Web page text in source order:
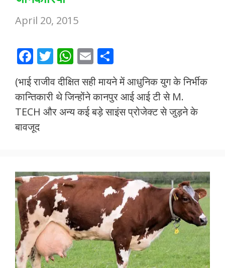
April 20, 2015
F
ac
e
b
o
o
T
w
itt
er
W
at
s
A
E
m
ai
l
h
ar
e
(भाई राजीव दीक्षित सही मायने में आधुनिक युग के निर्भीक
कान्तिकारी थे जिन्होंने कानपुर आई आई टी से M.
TECH और अन्य कई बड़े साइंस प्रोजेक्ट से जुड़ने के
बावजूद